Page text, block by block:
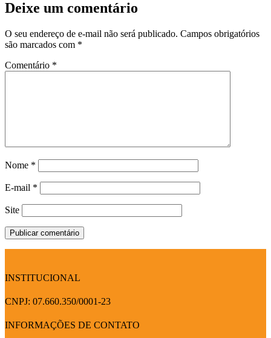
Deixe um comentário
O seu endereço de e-mail não será publicado. Campos obrigatórios
são marcados com *
Comentário *
Nome *
E-mail *
Site
INSTITUCIONAL
CNPJ: 07.660.350/0001-23
INFORMAÇÕES DE CONTATO